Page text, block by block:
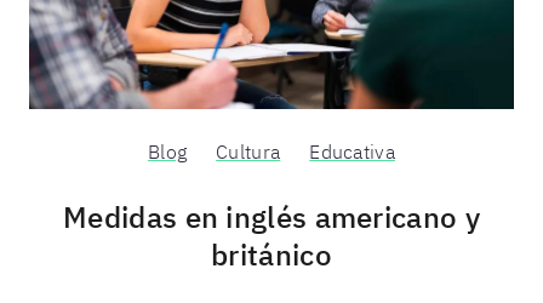
Blog Cultura Educativa
Medidas en inglés americano y
británico